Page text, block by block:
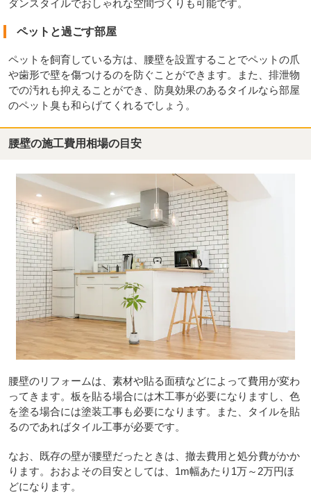
ダンスタイルでおしゃれな空間づくりも可能です。
ペットと過ごす部屋
ペットを飼育している方は、腰壁を設置することでペットの爪
や歯形で壁を傷つけるのを防ぐことができます。また、排泄物
での汚れも抑えることができ、防臭効果のあるタイルなら部屋
のペット臭も和らげてくれるでしょう。
腰壁の施工費用相場の目安
腰壁のリフォームは、素材や貼る面積などによって費用が変わ
ってきます。板を貼る場合には木工事が必要になりますし、色
を塗る場合には塗装工事も必要になります。また、タイルを貼
るのであればタイル工事が必要です。
なお、既存の壁が腰壁だったときは、撤去費用と処分費がかか
ります。おおよその目安としては、1m幅あたり1万～2万円ほ
どになります。